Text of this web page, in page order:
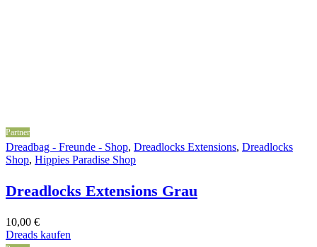
Partner
Dreadbag - Freunde - Shop, Dreadlocks Extensions, Dreadlocks
Shop, Hippies Paradise Shop
Dreadlocks Extensions Grau
10,00 €
Dreads kaufen